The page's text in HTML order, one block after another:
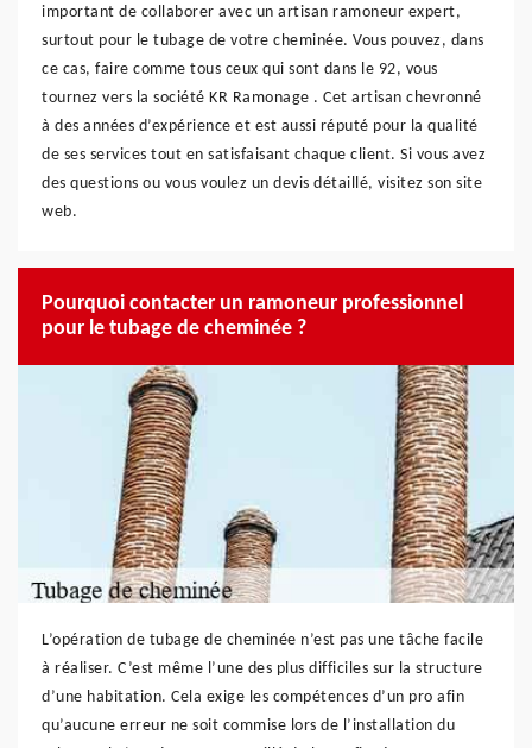
important de collaborer avec un artisan ramoneur expert,
surtout pour le tubage de votre cheminée. Vous pouvez, dans
ce cas, faire comme tous ceux qui sont dans le 92, vous
tournez vers la société KR Ramonage . Cet artisan chevronné
à des années d’expérience et est aussi réputé pour la qualité
de ses services tout en satisfaisant chaque client. Si vous avez
des questions ou vous voulez un devis détaillé, visitez son site
web.
Pourquoi contacter un ramoneur professionnel
pour le tubage de cheminée ?
L’opération de tubage de cheminée n’est pas une tâche facile
à réaliser. C’est même l’une des plus difficiles sur la structure
d’une habitation. Cela exige les compétences d’un pro afin
qu’aucune erreur ne soit commise lors de l’installation du